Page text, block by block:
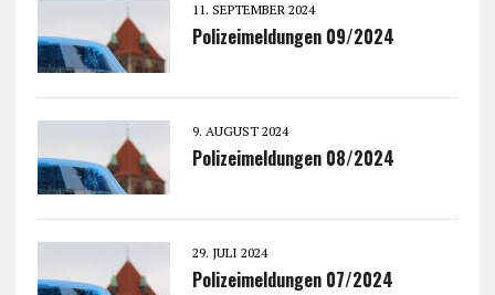
11. SEPTEMBER 2024
Polizeimeldungen 09/2024
9. AUGUST 2024
Polizeimeldungen 08/2024
29. JULI 2024
Polizeimeldungen 07/2024